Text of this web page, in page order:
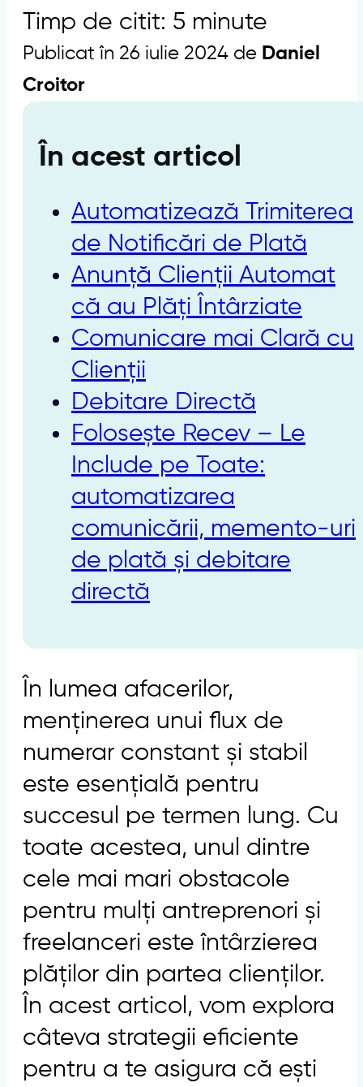
Timp de citit: 5 minute
Publicat în 26 iulie 2024 de Daniel
Croitor
În acest articol
Automatizează Trimiterea
de Notificări de Plată
Anunță Clienții Automat
că au Plăți Întârziate
Comunicare mai Clară cu
Clienții
Debitare Directă
Folosește Recev – Le
Include pe Toate:
automatizarea
comunicării, memento-uri
de plată și debitare
directă
În lumea afacerilor,
menținerea unui flux de
numerar constant și stabil
este esențială pentru
succesul pe termen lung. Cu
toate acestea, unul dintre
cele mai mari obstacole
pentru mulți antreprenori și
freelanceri este întârzierea
plăților din partea clienților.
În acest articol, vom explora
câteva strategii eficiente
pentru a te asigura că ești